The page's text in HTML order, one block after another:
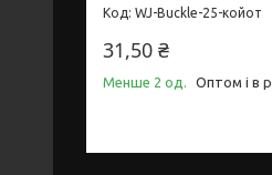
WJ-Buckle-25-койот
31,50 ₴
Менше 2 од. Оптом і в